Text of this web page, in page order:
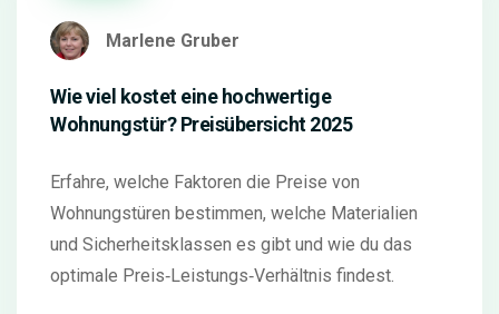
Marlene Gruber
Wie viel kostet eine hochwertige
Wohnungstür? Preisübersicht 2025
Erfahre, welche Faktoren die Preise von
Wohnungstüren bestimmen, welche Materialien
und Sicherheitsklassen es gibt und wie du das
optimale Preis‑Leistungs‑Verhältnis findest.